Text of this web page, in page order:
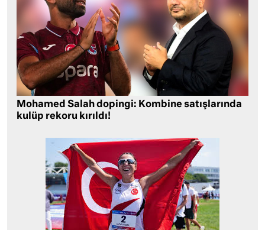
Mohamed Salah dopingi: Kombine satışlarında
kulüp rekoru kırıldı!